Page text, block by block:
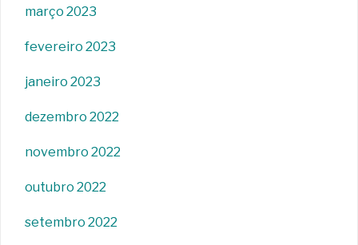
março 2023
fevereiro 2023
janeiro 2023
dezembro 2022
novembro 2022
outubro 2022
setembro 2022